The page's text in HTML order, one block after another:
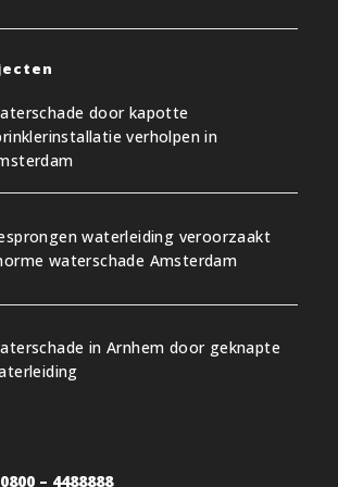
door kapotte
verholpen in
waterleiding veroorzaakt
waterschade Amsterdam
in Arnhem door geknapte
0800 – 4488888